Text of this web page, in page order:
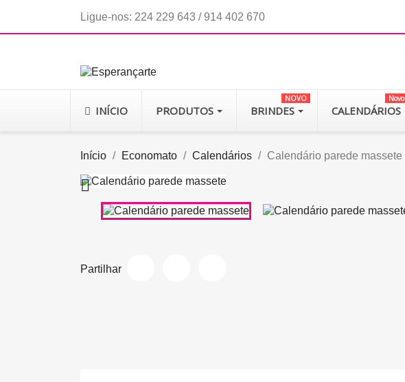
Ligue-nos: 224 229 643 / 914 402 670
INÍCIO PRODUTOS BRINDES
NOVO
CALENDÁRIOS
Novo
Início Economato Calendários Calendário parede massete

Partilhar